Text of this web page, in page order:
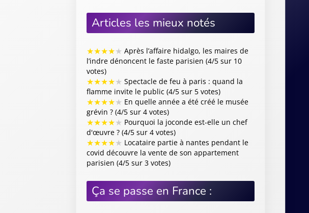
Articles les mieux notés
★★★★★ Après l’affaire hidalgo, les maires de
l’indre dénoncent le faste parisien (4/5 sur 10
votes)
★★★★★ Spectacle de feu à paris : quand la
flamme invite le public (4/5 sur 5 votes)
★★★★★ En quelle année a été créé le musée
grévin ? (4/5 sur 4 votes)
★★★★★ Pourquoi la joconde est-elle un chef
d'œuvre ? (4/5 sur 4 votes)
★★★★★ Locataire partie à nantes pendant le
covid découvre la vente de son appartement
parisien (4/5 sur 3 votes)
Ça se passe en France :